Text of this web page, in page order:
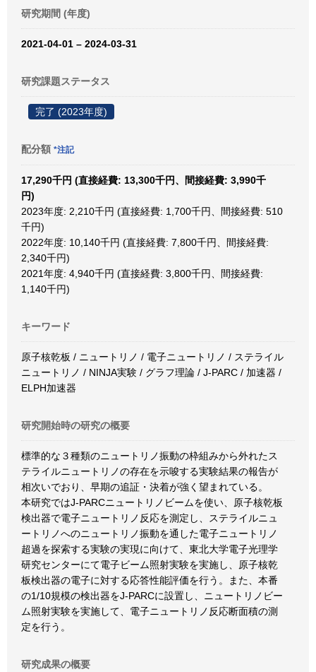
研究期間 (年度)
2021-04-01 – 2024-03-31
研究課題ステータス
完了 (2023年度)
配分額 *注記
17,290千円 (直接経費: 13,300千円、間接経費: 3,990千
円)
2023年度: 2,210千円 (直接経費: 1,700千円、間接経費: 510
千円)
2022年度: 10,140千円 (直接経費: 7,800千円、間接経費:
2,340千円)
2021年度: 4,940千円 (直接経費: 3,800千円、間接経費:
1,140千円)
キーワード
原子核乾板 / ニュートリノ / 電子ニュートリノ / ステライル
ニュートリノ / NINJA実験 / グラフ理論 / J-PARC / 加速器 /
ELPH加速器
研究開始時の研究の概要
標準的な３種類のニュートリノ振動の枠組みから外れたス
テライルニュートリノの存在を示唆する実験結果の報告が
相次いでおり、早期の追証・決着が強く望まれている。
本研究ではJ-PARCニュートリノビームを使い、原子核乾板
検出器で電子ニュートリノ反応を測定し、ステライルニュ
ートリノへのニュートリノ振動を通した電子ニュートリノ
超過を探索する実験の実現に向けて、東北大学電子光理学
研究センターにて電子ビーム照射実験を実施し、原子核乾
板検出器の電子に対する応答性能評価を行う。また、本番
の1/10規模の検出器をJ-PARCに設置し、ニュートリノビー
ム照射実験を実施して、電子ニュートリノ反応断面積の測
定を行う。
研究成果の概要